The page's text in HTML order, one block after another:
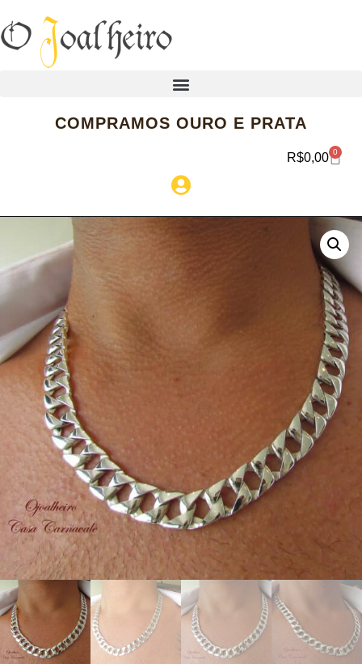
COMPRAMOS OURO E PRATA
R$0,00 0